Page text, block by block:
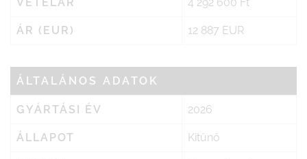
ÁR (EUR) 12 887 EUR
ÁLTALÁNOS ADATOK
GYÁRTÁSI ÉV 2026
ÁLLAPOT Kitűnő